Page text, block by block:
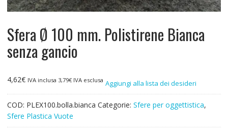
Sfera Ø 100 mm. Polistirene Bianca
senza gancio
4,62€ IVA inclusa 3,79€IVA esclusa Aggiungi alla lista dei desideri
COD: PLEX100.bolla.bianca Categorie: Sfere per oggettistica,
Sfere Plastica Vuote